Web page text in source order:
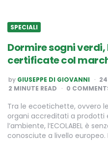
SPECIALI
Dormire sogni
certificate col
POSTED
BY
by GIUSEPPE DI GIOVANNI
2 MINUTE READ 0
Tra le ecoetichette, ovvero
organi accreditati a prodotti
l’ambiente, l’ECOLABEL è
conosciute a livello europeo.